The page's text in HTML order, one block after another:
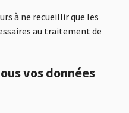
à ne recueillir que les
au traitement de
vos données